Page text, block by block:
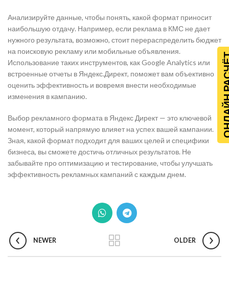
Анализируйте данные, чтобы понять, какой формат приносит
наибольшую отдачу. Например, если реклама в КМС не дает
нужного результата, возможно, стоит перераспределить бюджет
на поисковую рекламу или мобильные объявления.
Использование таких инструментов, как Google Analytics или
встроенные отчеты в Яндекс.Директ, поможет вам объективно
оценить эффективность и вовремя внести необходимые
изменения в кампанию.
Выбор рекламного формата в Яндекс Директ — это ключевой
момент, который напрямую влияет на успех вашей кампании.
Зная, какой формат подходит для ваших целей и специфики
бизнеса, вы сможете достичь отличных результатов. Не
забывайте про оптимизацию и тестирование, чтобы улучшать
эффективность рекламных кампаний с каждым днем.
NEWER OLDER